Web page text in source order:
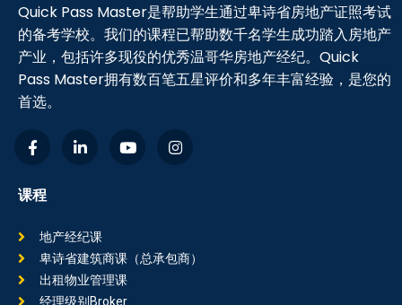
Quick Pass Master是帮助学生通过卑诗省房地产证照考试
的备考学校。我们的课程已帮助数千名学生成功踏入房地产
产业，包括许多现役的优秀温哥华房地产经纪。Quick
Pass Master拥有数百笔五星评价和多年丰富经验，是您的
首选。
课程
地产经纪课
卑诗省建筑商课（总承包商）
出租物业管理课
经理级别Broker